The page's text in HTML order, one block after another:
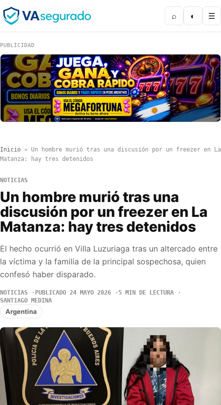
⌕ ◐ ☰
PUBLICIDAD
Inicio » Un hombre murió tras una discusión por un freezer en La
Matanza: hay tres detenidos
NOTICIAS
Un hombre murió tras una
discusión por un freezer en La
Matanza: hay tres detenidos
El hecho ocurrió en Villa Luzuriaga tras un altercado entre
la víctima y la familia de la principal sospechosa, quien
confesó haber disparado.
NOTICIAS PUBLICADO 24 MAYO 2026
5 MIN DE LECTURA
SANTIAGO MEDINA
Argentina